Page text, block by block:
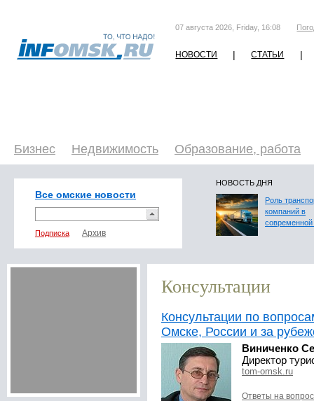
07 августа 2026, Friday, 16:08
НОВОСТИ | СТАТЬИ |
Бизнес Недвижимость Образование, работа
Все омские новости
Подписка
НОВОСТЬ ДНЯ
Роль
компаний в
современной
Консультации
Консультации по
Омске, России и за
Виниченко
Директор
tom-omsk.ru
Ответы на